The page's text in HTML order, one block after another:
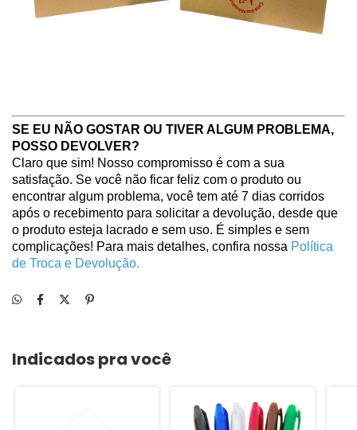
SE EU NÃO GOSTAR OU TIVER ALGUM PROBLEMA,
POSSO DEVOLVER?
Claro que sim! Nosso compromisso é com a sua
satisfação. Se você não ficar feliz com o produto ou
encontrar algum problema, você tem até 7 dias corridos
após o recebimento para solicitar a devolução, desde que
o produto esteja lacrado e sem uso. É simples e sem
complicações! Para mais detalhes, confira nossa Política
de Troca e Devolução.
Indicados pra você